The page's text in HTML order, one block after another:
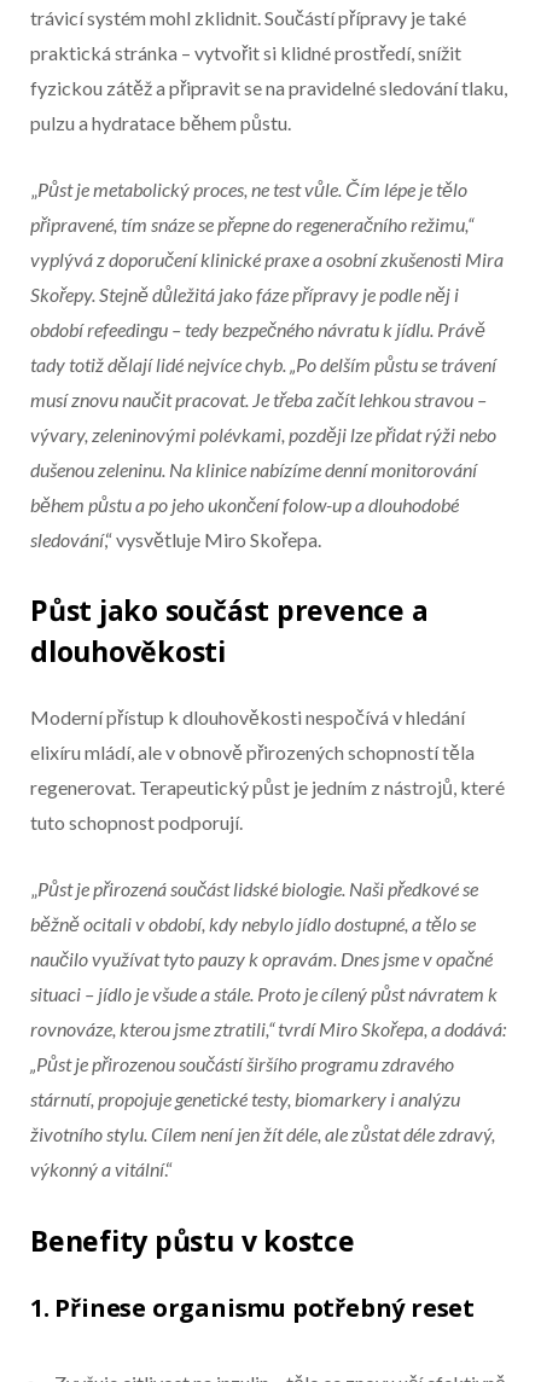
trávicí systém mohl zklidnit. Součástí přípravy je také
praktická stránka – vytvořit si klidné prostředí, snížit
fyzickou zátěž a připravit se na pravidelné sledování tlaku,
pulzu a hydratace během půstu.
Půst je metabolický proces, ne test vůle. Čím lépe je tělo
připravené, tím snáze se přepne do regeneračního režimu,“
vyplývá z doporučení klinické praxe a osobní zkušenosti Mira
Skořepy. Stejně důležitá jako fáze přípravy je podle něj i
období refeedingu – tedy bezpečného návratu k jídlu. Právě
tady totiž dělají lidé nejvíce chyb. „Po delším půstu se trávení
musí znovu naučit pracovat. Je třeba začít lehkou stravou –
vývary, zeleninovými polévkami, později lze přidat rýži nebo
dušenou zeleninu. Na klinice nabízíme denní monitorování
během půstu a po jeho ukončení folow-up a dlouhodobé
sledování,“ vysvětluje Miro Skořepa.
Půst jako součást prevence a
dlouhověkosti
Moderní přístup k dlouhověkosti nespočívá v hledání
elixíru mládí, ale v obnově přirozených schopností těla
regenerovat. Terapeutický půst je jedním z nástrojů, které
tuto schopnost podporují.
„Půst je přirozená součást lidské biologie. Naši předkové se
běžně ocitali v období, kdy nebylo jídlo dostupné, a tělo se
naučilo využívat tyto pauzy k opravám. Dnes jsme v opačné
situaci – jídlo je všude a stále. Proto je cílený půst návratem k
rovnováze, kterou jsme ztratili,“ tvrdí Miro Skořepa, a dodává:
„Půst je přirozenou součástí širšího programu zdravého
stárnutí, propojuje genetické testy, biomarkery i analýzu
životního stylu. Cílem není jen žít déle, ale zůstat déle zdravý,
výkonný a vitální.“
Benefity půstu v kostce
1. Přinese organismu potřebný reset